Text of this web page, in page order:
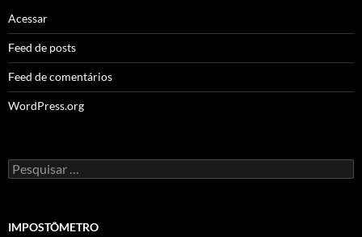
Acessar
Feed de posts
Feed de comentários
WordPress.org
Pesquisar
por:
IMPOSTÔMETRO